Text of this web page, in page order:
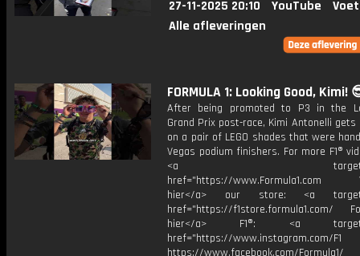
27-11-2025 20:10 YouTube
Alle afleveringen
FORMULA 1: Looking Good, Kimi!
After being promoted to P3 in the
Grand Prix post-race, Kimi Antonelli gets
on a pair of LEGO shades that were
Vegas podium finishers. For more F1®
<a
href="https://www.Formula1.com
hier</a> our store: <a
href="https://f1store.formula1.com/
hier</a> F1®: <a
href="https://www.instagram.com/F1
https://www.facebook.com/Formula1/